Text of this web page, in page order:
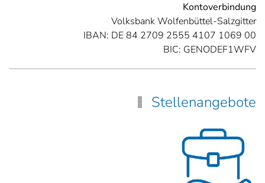
Kontoverbindung
Volksbank Wolfenbüttel-Salzgitter
IBAN: DE 84 2709 2555 4107 1069 00
BIC: GENODEF1WFV
Stellenangebote